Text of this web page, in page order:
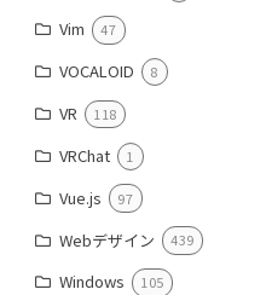
Vim 47
VOCALOID 8
VR 118
VRChat 1
Vue.js 97
Webデザイン 439
Windows 105